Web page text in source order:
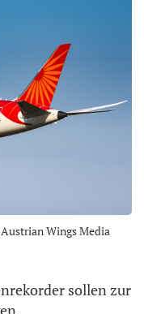
Wings Media
sollen zur